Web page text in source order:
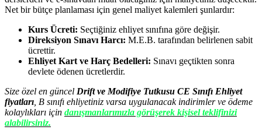
Net bir bütçe planlaması için genel maliyet kalemleri şunlardır:
Kurs Ücreti: Seçtiğiniz ehliyet sınıfına göre değişir.
Direksiyon Sınavı Harcı: M.E.B. tarafından belirlenen sabit
ücrettir.
Ehliyet Kart ve Harç Bedelleri: Sınavı geçtikten sonra
devlete ödenen ücretlerdir.
Size özel en güncel Drift ve Modifiye Tutkusu CE Sınıfı Ehliyet
fiyatları , B sınıfı ehliyetiniz varsa uygulanacak indirimler ve ödeme
kolaylıkları için danışmanlarımızla görüşerek kişisel teklifinizi
alabilirsiniz.